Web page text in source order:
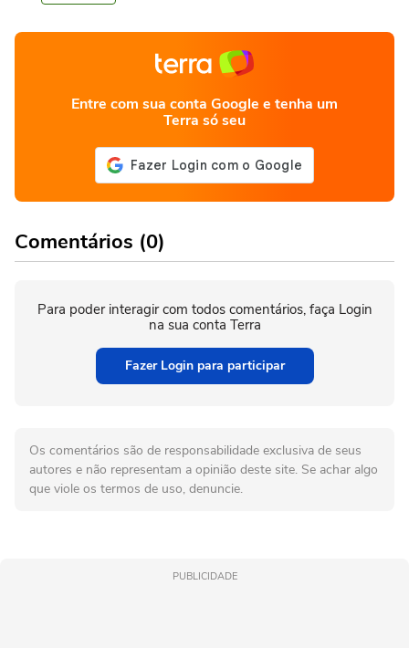
Entre com sua conta Google e tenha um
Terra só seu
Comentários (0)
Para poder interagir com todos comentários, faça Login
na sua conta Terra
Fazer Login para participar
Os comentários são de responsabilidade exclusiva de seus
autores e não representam a opinião deste site. Se achar algo
que viole os termos de uso, denuncie.
PUBLICIDADE